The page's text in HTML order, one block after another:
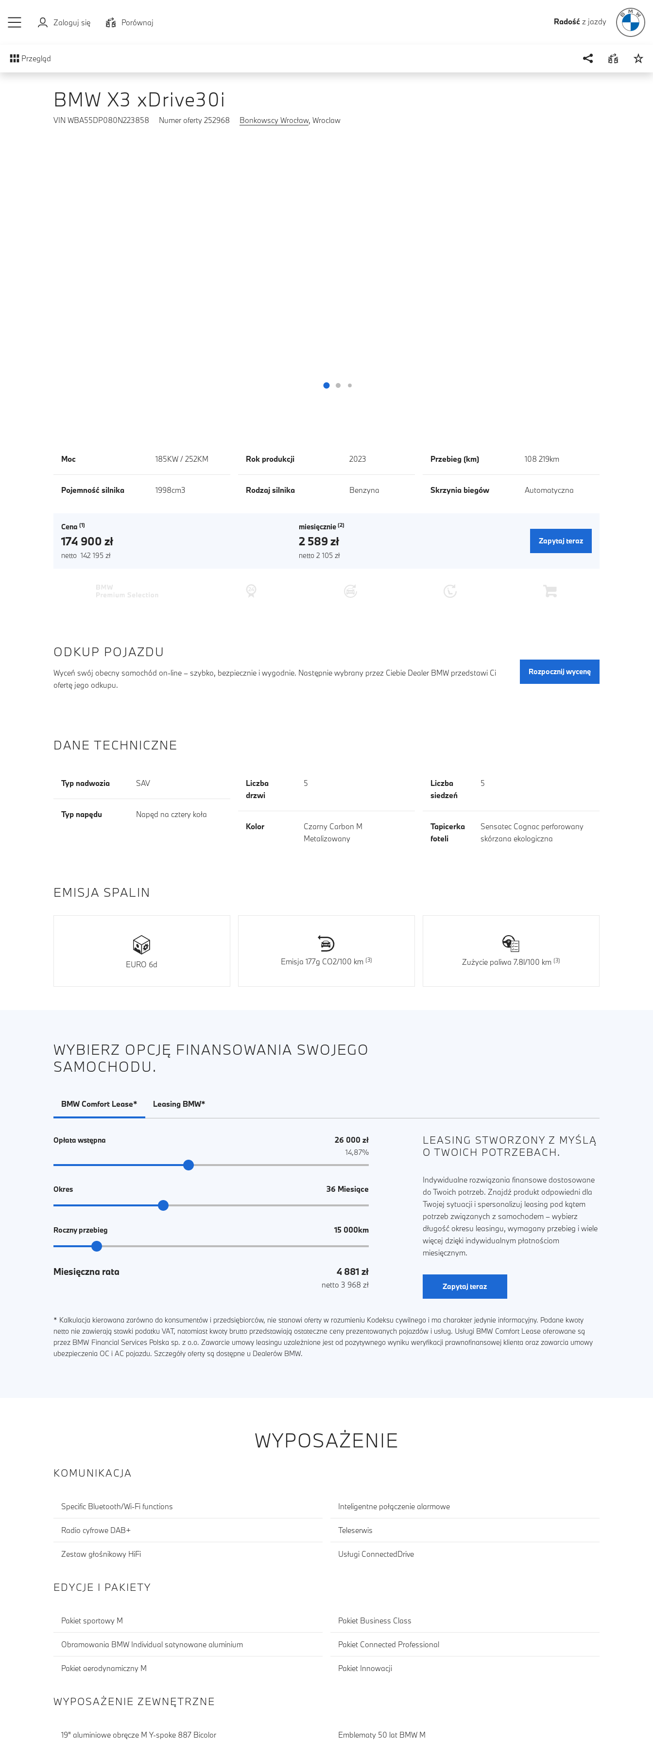
Zaloguj się
Porównaj Radość z jazdy
Przegląd
BMW X3 xDrive30i
VIN WBA55DP080N223858 Numer oferty 252968 Bonkowscy Wrocław, Wroclaw
Moc 185KW / 252KM
Pojemność silnika 1998cm3
Rok produkcji 2023
Rodzaj silnika Benzyna
Przebieg (km) 108 219km
Skrzynia biegów Automatyczna
Cena
174 900 zł
netto 142 195 zł
miesięcznie
2 589 zł
netto 2 105 zł
Zapytaj teraz
ODKUP POJAZDU
Wyceń swój obecny samochód on-line – szybko, bezpiecznie i wygodnie. Następnie wybrany przez Ciebie Dealer BMW przedstawi Ci
ofertę jego odkupu.
Rozpocznij wycenę
DANE TECHNICZNE
Typ nadwozia SAV
Typ napędu Napęd na cztery koła
Liczba
drzwi
5
Kolor
Czarny Carbon M
Metalizowany
Liczba
siedzeń
5
Tapicerka
foteli
Sensatec Cognac perforowany
skórzana ekologiczna
EMISJA SPALIN
EURO 6d Emisja 177g CO2/100 km Zużycie paliwa 7.8l/100 km
WYBIERZ OPCJĘ FINANSOWANIA SWOJEGO
SAMOCHODU.
BMW Comfort Lease* Leasing BMW*
Opłata wstępna 26 000 zł
14,87%
Okres 36 Miesiące
Roczny przebieg 15 000km
Miesięczna rata 4 881 zł
netto 3 968 zł
LEASING STWORZONY Z MYŚLĄ
O TWOICH POTRZEBACH.
Indywidualne rozwiązania finansowe dostosowane
do Twoich potrzeb. Znajdź produkt odpowiedni dla
Twojej sytuacji i spersonalizuj leasing pod kątem
potrzeb związanych z samochodem – wybierz
długość okresu leasingu, wymagany przebieg i wiele
więcej dzięki indywidualnym płatnościom
miesięcznym.
Zapytaj teraz
* Kalkulacja kierowana zarówno do konsumentów i przedsiębiorców, nie stanowi oferty w rozumieniu Kodeksu cywilnego i ma charakter jedynie informacyjny. Podane kwoty
netto nie zawierają stawki podatku VAT, natomiast kwoty brutto przedstawiają ostateczne ceny prezentowanych pojazdów i usług. Usługi BMW Comfort Lease oferowane są
przez BMW Financial Services Polska sp. z o.o. Zawarcie umowy leasingu uzależnione jest od pozytywnego wyniku weryfikacji prawnofinansowej klienta oraz zawarcia umowy
ubezpieczenia OC i AC pojazdu. Szczegóły oferty są dostępne u Dealerów BMW.
WYPOSAŻENIE
KOMUNIKACJA
Specific Bluetooth/Wi-Fi functions
Radio cyfrowe DAB+
Zestaw głośnikowy HiFi
Inteligentne połączenie alarmowe
Teleserwis
Usługi ConnectedDrive
EDYCJE I PAKIETY
Pakiet sportowy M
Obramowania BMW Individual satynowane aluminium
Pakiet aerodynamiczny M
Pakiet Business Class
Pakiet Connected Professional
Pakiet Innowacji
WYPOSAŻENIE ZEWNĘTRZNE
19" aluminiowe obręcze M Y-spoke 887 Bicolor Emblematy 50 lat BMW M